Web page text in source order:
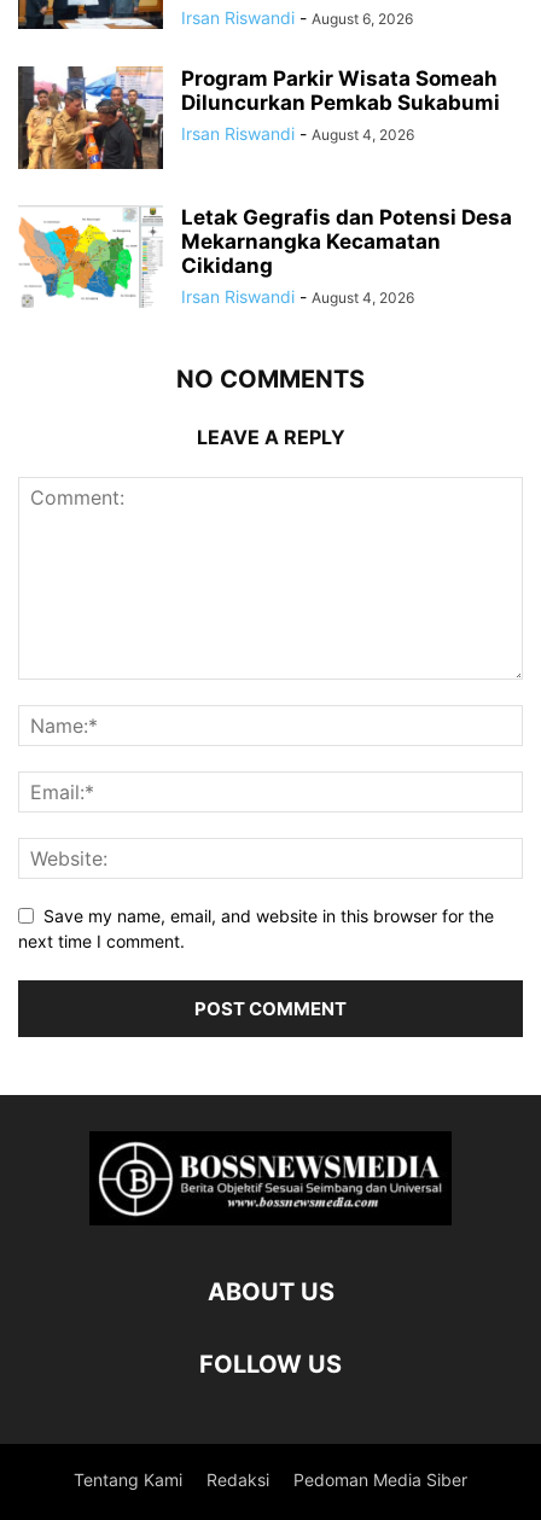
Irsan Riswandi - August 6, 2026
Program Parkir Wisata Someah
Diluncurkan Pemkab Sukabumi
Irsan Riswandi - August 4, 2026
Letak Gegrafis dan Potensi Desa
Mekarnangka Kecamatan
Cikidang
Irsan Riswandi - August 4, 2026
NO COMMENTS
LEAVE A REPLY
Save my name, email, and website in this browser for the
next time I comment.
ABOUT US
FOLLOW US
Tentang Kami Redaksi Pedoman Media Siber